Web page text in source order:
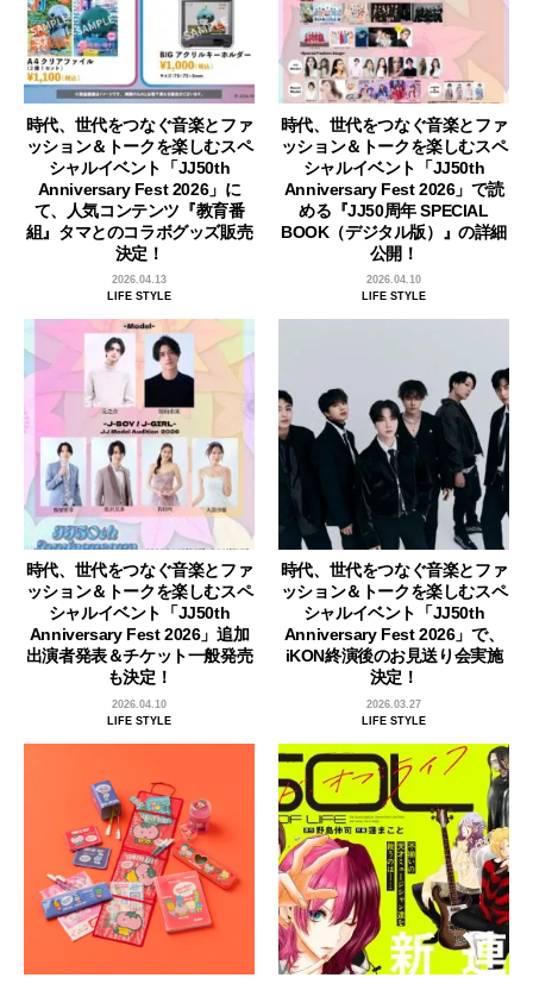
時代、世代をつなぐ音楽とファ
ッション＆トークを楽しむスペ
シャルイベント「JJ50th
Anniversary Fest 2026」に
て、人気コンテンツ『教育番
組』タマとのコラボグッズ販売
決定！
2026.04.13
LIFE STYLE
時代、世代をつなぐ音楽とファ
ッション＆トークを楽しむスペ
シャルイベント「JJ50th
Anniversary Fest 2026」で読
める『JJ50周年 SPECIAL
BOOK（デジタル版）』の詳細
公開！
2026.04.10
LIFE STYLE
時代、世代をつなぐ音楽とファ
ッション＆トークを楽しむスペ
シャルイベント「JJ50th
Anniversary Fest 2026」追加
出演者発表＆チケット一般発売
も決定！
2026.04.10
LIFE STYLE
時代、世代をつなぐ音楽とファ
ッション＆トークを楽しむスペ
シャルイベント「JJ50th
Anniversary Fest 2026」で、
iKON終演後のお見送り会実施
決定！
2026.03.27
LIFE STYLE